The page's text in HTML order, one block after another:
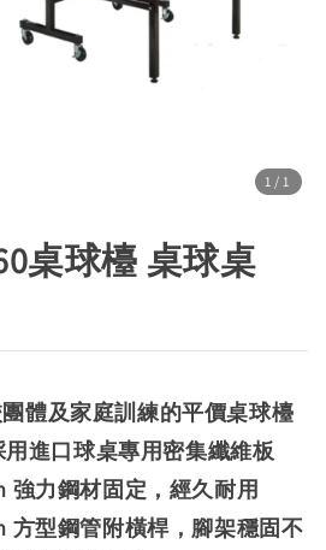
1 /1
桌球檯 桌球桌
體及家庭訓練的平價桌球檯
進口球桌專用密集纖維板
強力鋼材固定，經久耐用
方型鋼管附橫桿，腳架穩固不